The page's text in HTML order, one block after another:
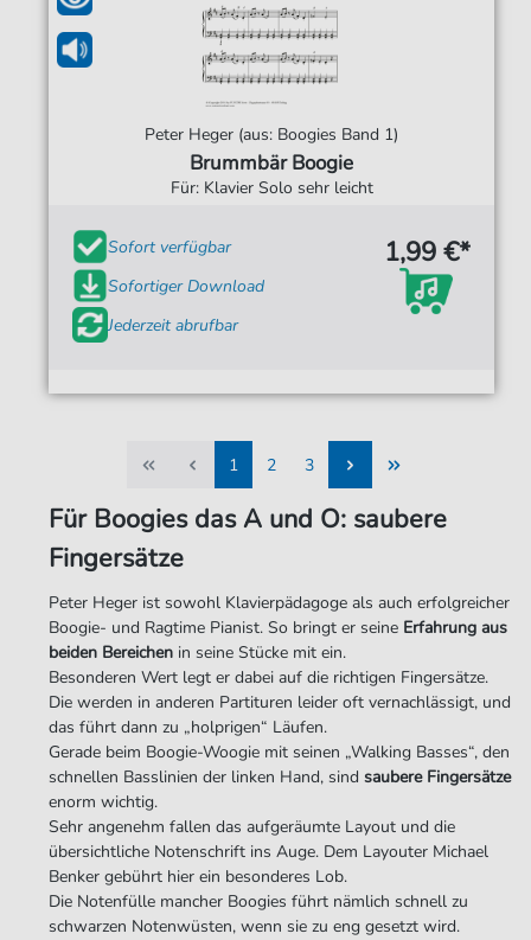
Peter Heger (aus: Boogies Band 1)
Brummbär Boogie
Für: Klavier Solo sehr leicht
Sofort verfügbar
Sofortiger Download
Jederzeit abrufbar
1,99 €*
1
2
3
Für Boogies das A und O: saubere
Fingersätze
Peter Heger ist sowohl Klavierpädagoge als auch erfolgreicher
Boogie- und Ragtime Pianist. So bringt er seine Erfahrung aus
beiden Bereichen in seine Stücke mit ein.
Besonderen Wert legt er dabei auf die richtigen Fingersätze.
Die werden in anderen Partituren leider oft vernachlässigt, und
das führt dann zu „holprigen“ Läufen.
Gerade beim Boogie-Woogie mit seinen „Walking Basses“, den
schnellen Basslinien der linken Hand, sindsaubere Fingersätze
enorm wichtig.
Sehr angenehm fallen das aufgeräumte Layout und die
übersichtliche Notenschrift ins Auge. Dem Layouter Michael
Benker gebührt hier ein besonderes Lob.
Die Notenfülle mancher Boogies führt nämlich schnell zu
schwarzen Notenwüsten, wenn sie zu eng gesetzt wird.